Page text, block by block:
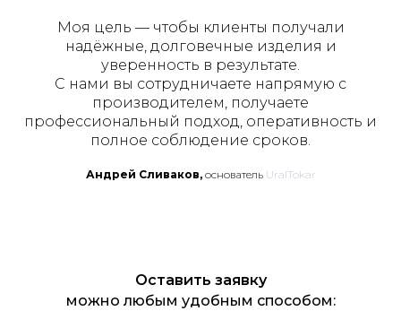
Моя цель — чтобы клиенты получали
надёжные, долговечные изделия и
уверенность в результате.
С нами вы сотрудничаете напрямую с
производителем, получаете
профессиональный подход, оперативность и
полное соблюдение сроков.
Андрей Сливаков, основатель UralTokar
Оставить заявку
можно любым удобным способом: